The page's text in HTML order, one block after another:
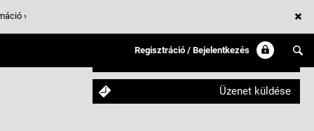
Regisztráció / Bejelentkezés
Követem
Üzenet küldése
›